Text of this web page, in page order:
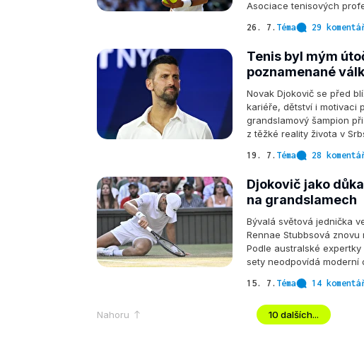
Asociace tenisových
26. 7. Téma 29
Tenis byl mým
poznamenané
Novak Djokovič se před
kariéře, dětství i motivaci
grandslamový šampion
z těžké reality života v
19. 7. Téma 28
Djokovič jako
na grandslamech
Bývalá světová jednička
Rennae Stubbsová
Podle australské
sety neodpovídá moderní
15. 7. Téma 14
Nahoru 10 dalších...